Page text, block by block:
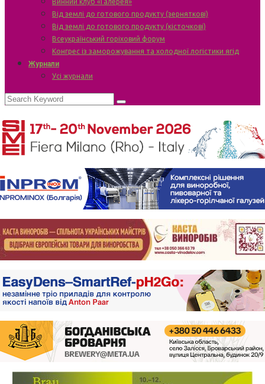
Від землі до готового продукту (зерняткові)
Від землі до готового продукту (кісточкові)
Всеукраїнський горіховий форум
Конгрес із заморожування та холодної логістики ягід
Журнали
Усі журнали